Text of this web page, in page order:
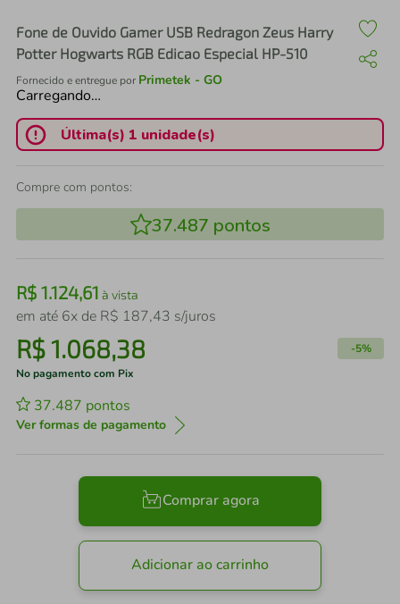
Fone de Ouvido Gamer USB Redragon Zeus Harry
Potter Hogwarts RGB Edicao Especial HP-510
Fornecido e entregue por Primetek - GO
Carregando…
Última(s) 1 unidade(s)
Compre com pontos:
37.487 pontos
R$ 1.124,61 à vista
em até 6x de R$ 187,43 s/juros
R$1.068,38 -5%
No pagamento com Pix
37.487 pontos
Ver formas de pagamento
Comprar agora
Adicionar ao carrinho